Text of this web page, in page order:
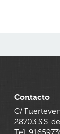
Contacto
C/
28703 S.S.
Tel.